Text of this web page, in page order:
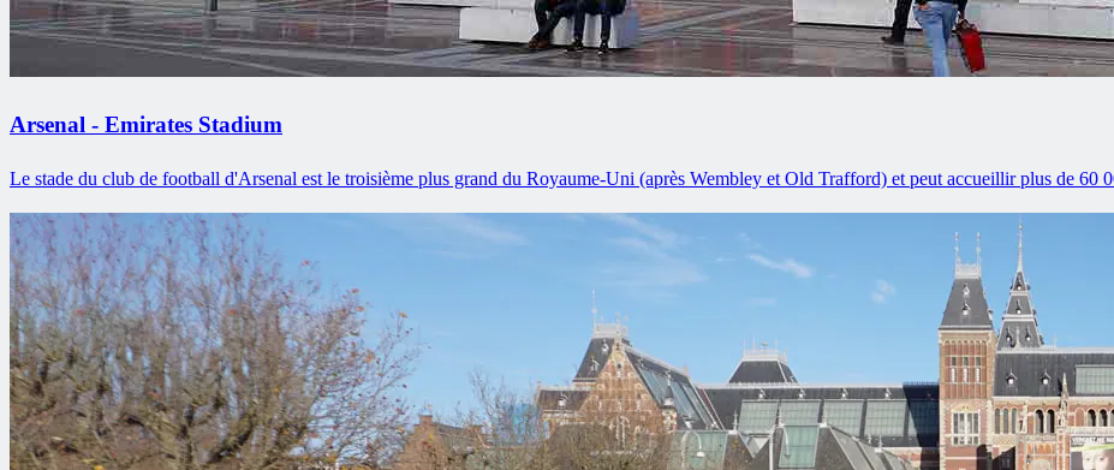
Arsenal - Emirates Stadium
Le stade du club de football d'Arsenal est le troisième plus grand du Royaume-Uni (après Wembley et Old Trafford) et peut accueillir plus de 60